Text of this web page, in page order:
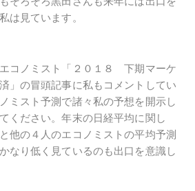
は見ています。
コノミスト「２０１８ 下期マーケ
」の冒頭記事に私もコメントしてい
ミスト予測で諸々私の予想を開示し
ください。年末の日経平均に関し
他の４人のエコノミストの平均予測
なり低く見ているのも出口を意識し